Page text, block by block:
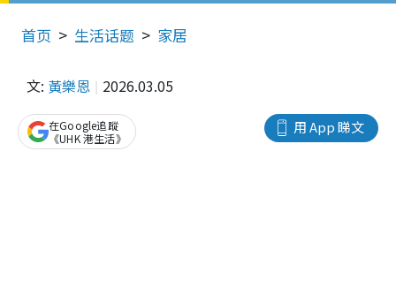
首页 生活话题 家居
文: 黃樂恩 2026.03.05
用 App 睇文
在Google追蹤
《UHK 港生活》